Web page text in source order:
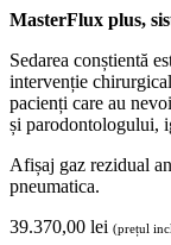
MasterFlux plus,
Sedarea conștientă
intervenție
pacienți care au
și parodontologului,
Afișaj gaz rezidual
pneumatica.
39.370,00 lei (prețul